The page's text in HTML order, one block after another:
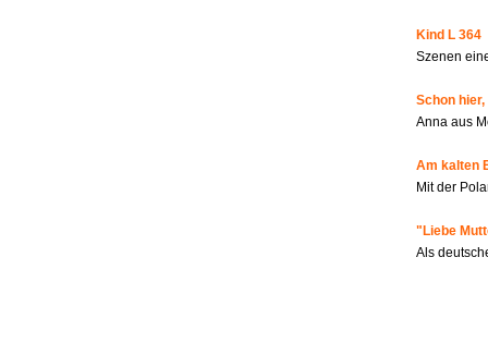
Kind L 364
Szenen
Schon
Anna aus
Am kalten
Mit der
"Liebe
Als